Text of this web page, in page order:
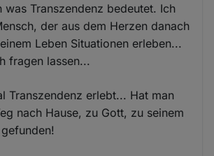
was Transzendenz bedeutet. Ich
der aus dem Herzen danach
Leben Situationen erleben...
fragen lassen...
Transzendenz erlebt... Hat man
nach Hause, zu Gott, zu seinem